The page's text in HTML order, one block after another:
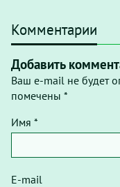
Комментарии
Добавить
Ваш e-mail не будет
помечены *
Имя *
E-mail